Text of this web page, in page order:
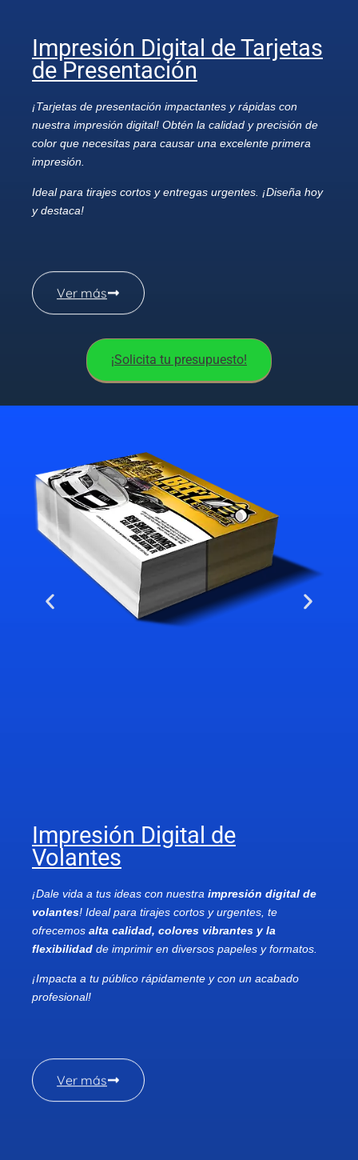
Impresión Digital de Tarjetas
de Presentación
¡Tarjetas de presentación impactantes y rápidas con
nuestra impresión digital! Obtén la calidad y precisión de
color que necesitas para causar una excelente primera
impresión.
Ideal para tirajes cortos y entregas urgentes. ¡Diseña hoy
y destaca!
Ver más
¡Solicita tu presupuesto!
Impresión Digital de
Volantes
¡Dale vida a tus ideas con nuestra impresión digital de
volantes! Ideal para tirajes cortos y urgentes, te
ofrecemos alta calidad, colores vibrantes y la
flexibilidad de imprimir en diversos papeles y formatos.
¡Impacta a tu público rápidamente y con un acabado
profesional!
Ver más